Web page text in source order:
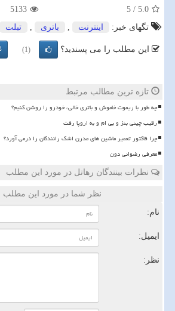
5.0
/
5
5133
تگهای خبر:
اینترنت , باتری , تبلت
این مطلب را می پسندید؟ (1)
تازه ترین مطالب مرتبط
چه طور با ریموت خاموش و باتری خالی، خودرو را روشن کنیم؟
رقیب چینی بنز و بی ام و به اروپا رفت
چرا فاکتور تعمیر ماشین های مدرن اشک رانندگان را درمی آورد؟
معرفی رضوانی دون
نظرات بینندگان رهاتل در مورد این مطلب
نظر شما در مورد این مطلب
نام:
ایمیل:
نظر: